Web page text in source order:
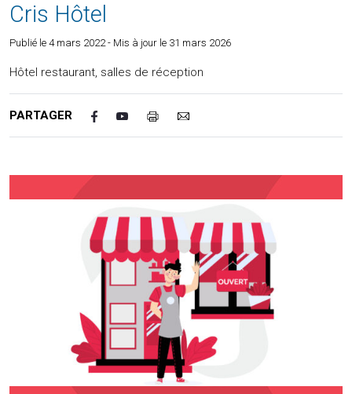
Cris Hôtel
Publié le 4 mars 2022- Mis à jour le 31 mars 2026
Hôtel restaurant, salles de réception
PARTAGER